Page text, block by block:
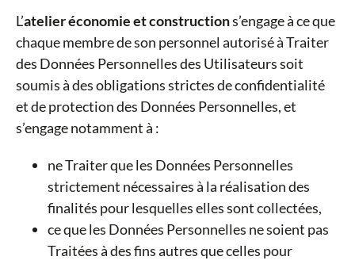
L’atelier économie et constructions’engage à ce que
chaque membre de son personnel autorisé à Traiter
des Données Personnelles des Utilisateurs soit
soumis à des obligations strictes de confidentialité
et de protection des Données Personnelles, et
s’engage notamment à :
ne Traiter que les Données Personnelles
strictement nécessaires à la réalisation des
finalités pour lesquelles elles sont collectées,
ce que les Données Personnelles ne soient pas
Traitées à des fins autres que celles pour